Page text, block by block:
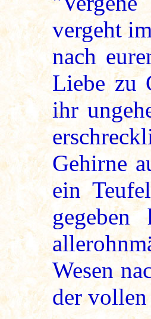
vergeht
nach
Liebe zu
ihr
Gehirne
ein
Wesen
der